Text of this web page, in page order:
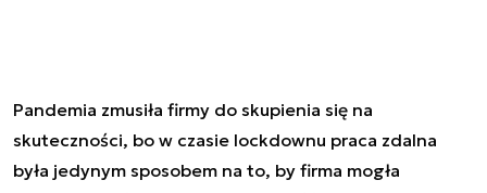
Pandemia zmusiła firmy do skupienia się na
skuteczności, bo w czasie lockdownu praca zdalna
była jedynym sposobem na to, by firma mogła